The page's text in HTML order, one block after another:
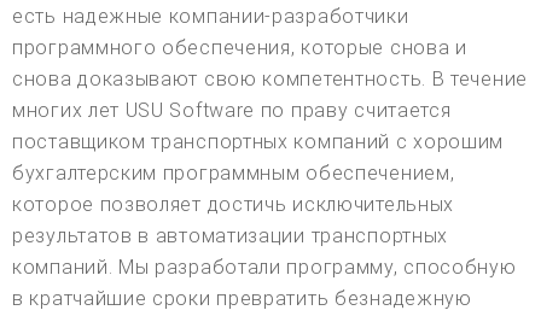
есть надежные компании-разработчики
программного обеспечения, которые снова и
снова доказывают свою компетентность. В течение
многих лет USU Software по праву считается
поставщиком транспортных компаний с хорошим
бухгалтерским программным обеспечением,
которое позволяет достичь исключительных
результатов в автоматизации транспортных
компаний. Мы разработали программу, способную
в кратчайшие сроки превратить безнадежную